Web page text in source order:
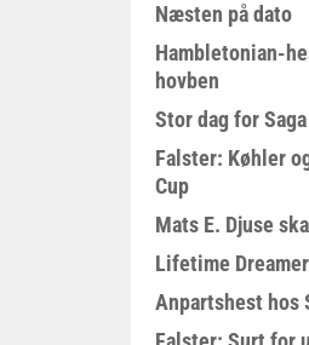
Næsten på dato
Hambletonian-
hovben
Stor dag for
Falster: Køhler
Cup
Mats E. Djuse
Lifetime
Anpartshest hos